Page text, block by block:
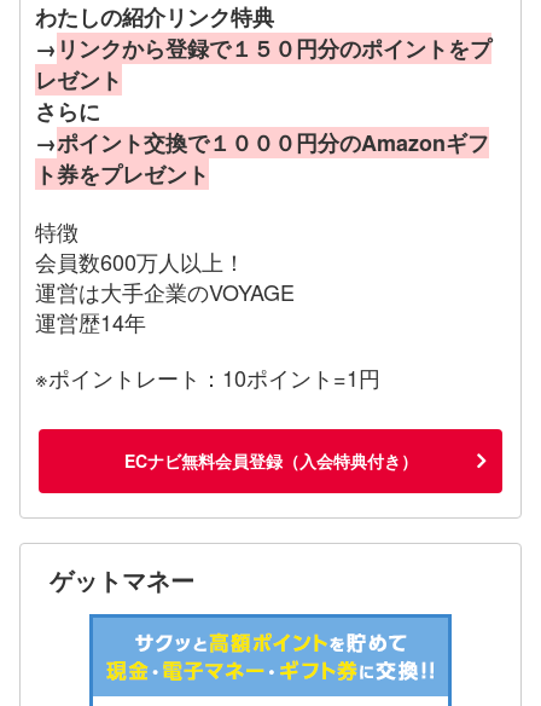
わたしの紹介リンク特典
→ リンクから登録で１５０円分のポイントをプ
レゼント
さらに
→ポイント交換で１０００円分のAmazonギフ
ト券をプレゼント
特徴
会員数600万人以上！
運営は大手企業のVOYAGE
運営歴14年
※ポイントレート：10ポイント=1円
ECナビ無料会員登録（入会特典付き）
ゲットマネー